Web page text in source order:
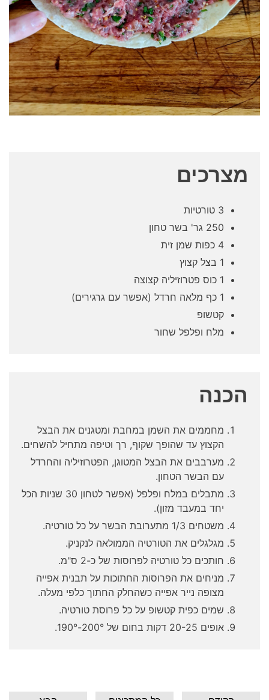
מצרכים
3 טורטיות
250 גר' בשר טחון
4 כפות שמן זית
1 בצל קצוץ
1 כוס פטרוזיליה קצוצה
1 כף מלאה חרדל (אפשר עם גרגירים)
קטשופ
מלח ופלפל שחור
הכנה
מחממים את השמן במחבת ומטגנים את הבצל
הקצוץ עד שהופך שקוף, רך וטיפה מתחיל להשחים.
מערבבים את הבצל המטוגן, הפטרוזיליה והחרדל
עם הבשר הטחון.
מתבלים במלח ופלפל (אפשר לטחון 30 שניות הכל
יחד במעבד מזון).
משטחים 1/3 מתערובת הבשר על כל טורטיה.
מגלגלים את הטורטיה הממולאה לנקניק.
חותכים כל טורטיה לפרוסות של כ-2 ס"מ.
מניחים את הפרוסות החתוכות על תבנית אפייה
מצופה נייר אפייה כשהחלק החתוך כלפי מעלה.
שמים כפית קטשופ על כל פרוסת טורטיה.
אופים 20-25 דקות בחום של 200°-190°.